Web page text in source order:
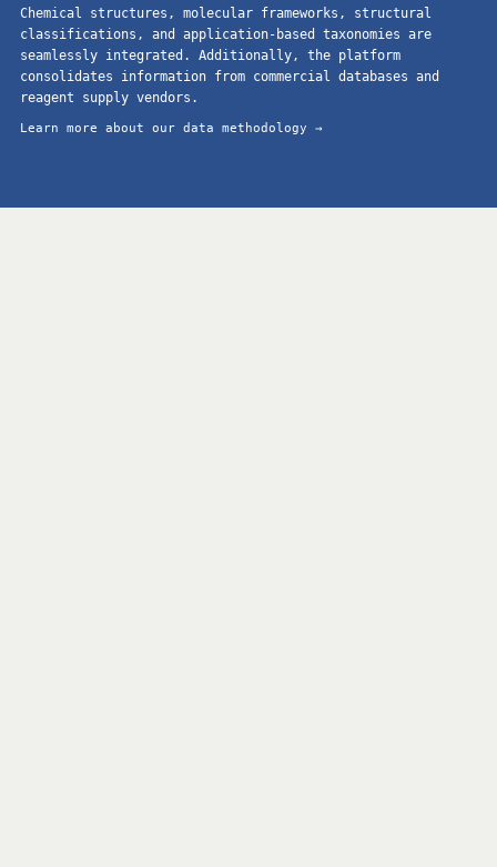
Chemical structures, molecular frameworks, structural
classifications, and application-based taxonomies are
seamlessly integrated. Additionally, the platform
consolidates information from commercial databases and
reagent supply vendors.
Learn more about our data methodology →